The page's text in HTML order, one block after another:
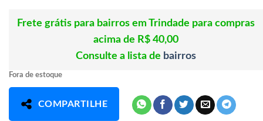
Frete grátis para bairros em Trindade para compras
acima de R$ 40,00
Consulte a lista de bairros
Fora de estoque
COMPARTILHE